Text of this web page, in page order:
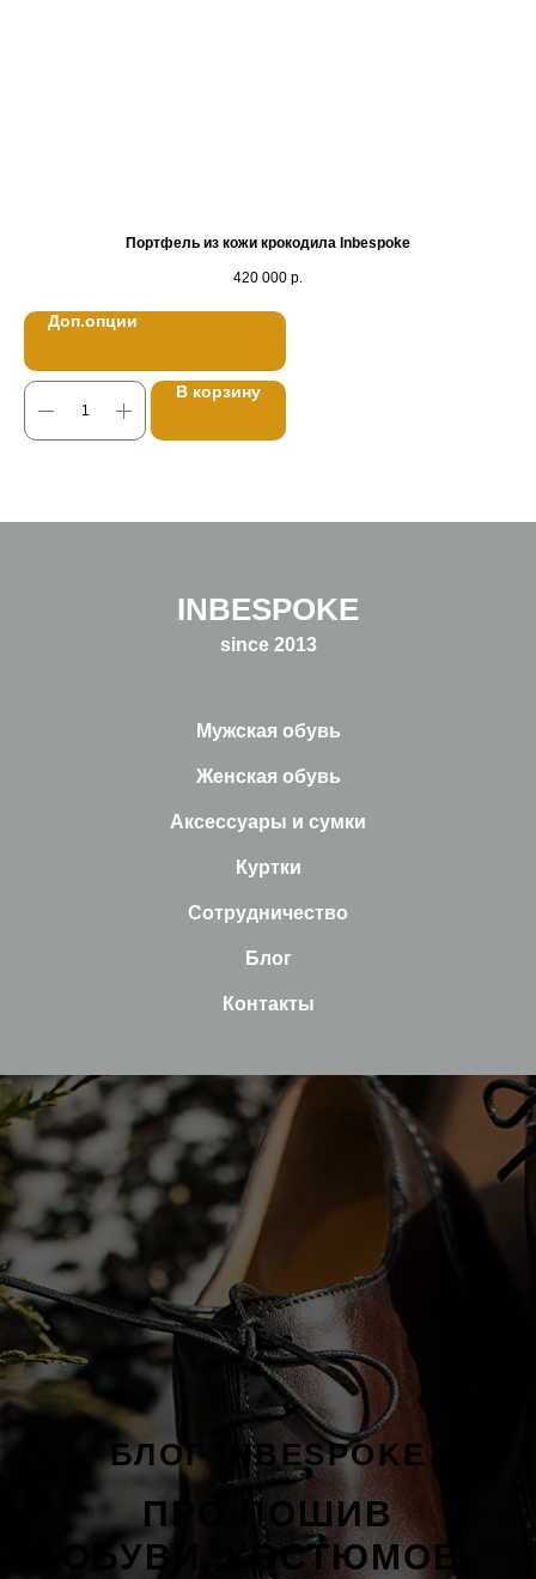
Портфель из кожи крокодила Inbespoke
420 000 р.
Доп.опции
В корзину
INBESPOKE
since 2013
Мужская обувь
Женская обувь
Аксессуары и сумки
Куртки
Сотрудничество
Блог
Контакты
БЛОГ INBESPOKE
ПРО ПОШИВ
ОБУВИ, КОСТЮМОВ,